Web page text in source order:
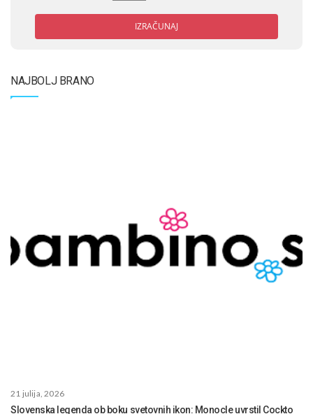
IZRAČUNAJ
NAJBOLJ BRANO
21 julija, 2026
Slovenska legenda ob boku svetovnih ikon: Monocle uvrstil Cockto